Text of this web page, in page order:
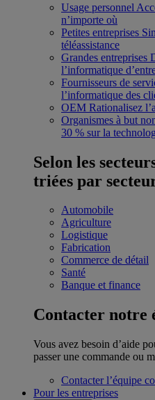
Usage personnel
n’importe où
Petites entreprises
téléassistance
Grandes entreprises
l’informatique
Fournisseurs de
l’informatique des
OEM Rationalisez
Organismes à but
30 % sur la
Selon les
triées par
Automobile
Agriculture
Logistique
Fabrication
Commerce de détail
Santé
Banque et finance
Contacter notre
Vous avez besoin d’aide
passer une commande ou
Contacter l’équipe
Pour les entreprises